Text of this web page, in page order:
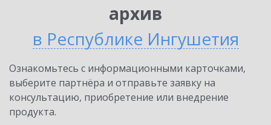
архив
в Республике Ингушетия
Ознакомьтесь с информационными карточками,
выберите партнёра и отправьте заявку на
консультацию, приобретение или внедрение
продукта.